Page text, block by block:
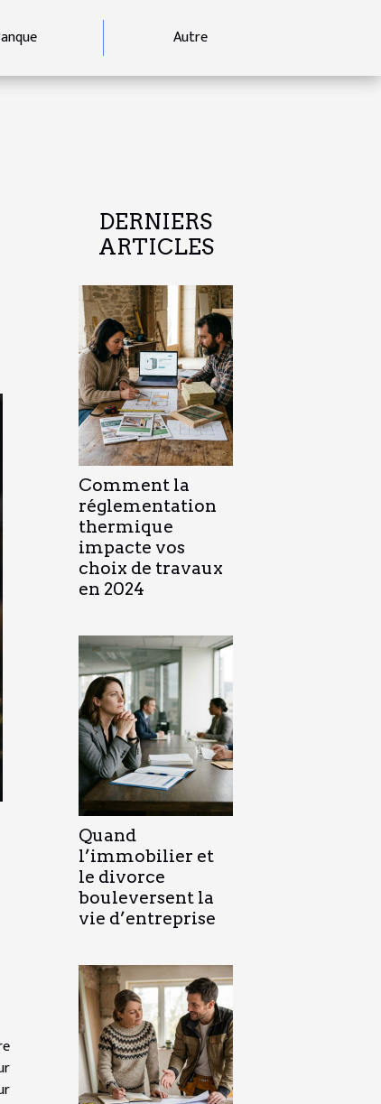
Autre
DERNIERS
ARTICLES
Comment la
réglementation
thermique
impacte vos
choix de travaux
en 2024
Quand
l’immobilier et
le divorce
bouleversent la
vie d’entreprise